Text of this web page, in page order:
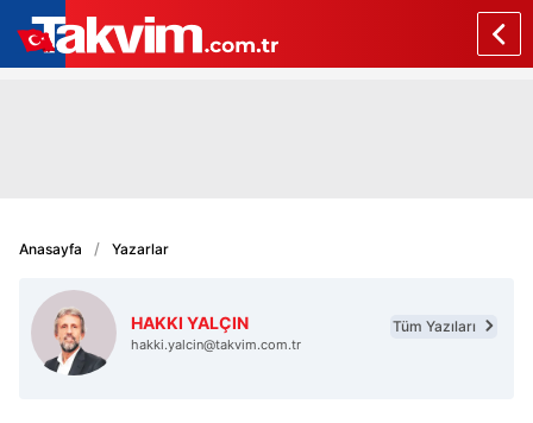
Anasayfa Yazarlar
HAKKI YALÇIN Tüm Yazıları
hakki.yalcin@takvim.com.tr